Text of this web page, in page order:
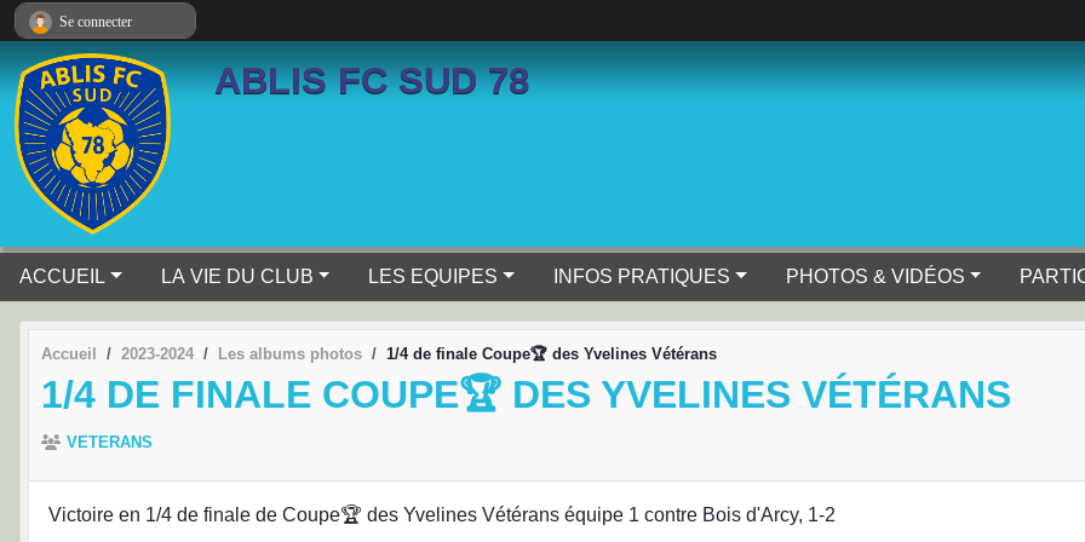
ABLIS FC SUD 78
ACCUEIL LA VIE DU CLUB LES EQUIPES INFOS PRATIQUES PHOTOS & VIDÉOS
Accueil 2023-2024 Les albums photos 1/4 de finale Coupe🏆 des Yvelines Vétérans
1/4 DE FINALE COUPE🏆 DES YVELINES VÉTÉRANS
VETERANS
Victoire en 1/4 de finale de Coupe🏆 des Yvelines Vétérans équipe 1 contre Bois d'Arcy, 1-2
Se connecter
Panneau de gestion des cookies